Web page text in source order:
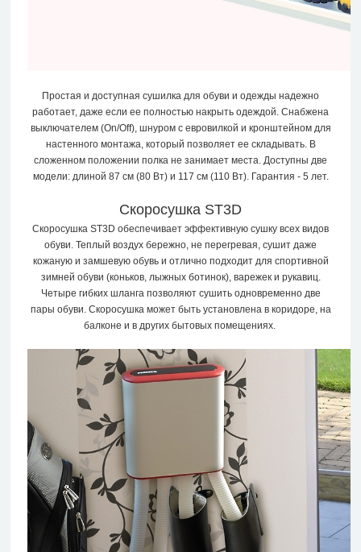
Простая и доступная сушилка для обуви и одежды надежно
работает, даже если ее полностью накрыть одеждой. Снабжена
выключателем (On/Off), шнуром с евровилкой и кронштейном для
настенного монтажа, который позволяет ее складывать. В
сложенном положении полка не занимает места. Доступны две
модели: длиной 87 см (80 Вт) и 117 см (110 Вт). Гарантия - 5 лет.
Скоросушка ST3D
Скоросушка ST3D обеспечивает эффективную сушку всех видов
обуви. Теплый воздух бережно, не перегревая, сушит даже
кожаную и замшевую обувь и отлично подходит для спортивной
зимней обуви (коньков, лыжных ботинок), варежек и рукавиц.
Четыре гибких шланга позволяют сушить одновременно две
пары обуви. Скоросушка может быть установлена в коридоре, на
балконе и в других бытовых помещениях.